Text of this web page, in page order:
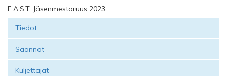
F.A.S.T. Jäsenmestaruus 2023
Tiedot
Säännöt
Kuljettajat